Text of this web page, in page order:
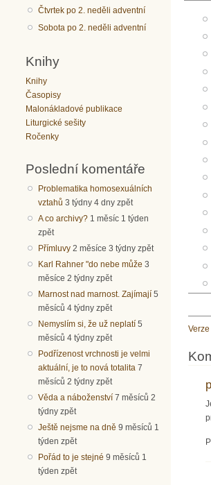
Čtvrtek po 2. neděli adventní
Sobota po 2. neděli adventní
Knihy
Knihy
Časopisy
Malonákladové publikace
Liturgické sešity
Ročenky
Poslední komentáře
Problematika homosexuálních
vztahů 3 týdny 4 dny zpět
A co archivy? 1 měsíc 1 týden
zpět
Přímluvy 2 měsíce 3 týdny zpět
Karl Rahner "do nebe může 3
měsíce 2 týdny zpět
Marnost nad marnost. Zajímají 5
měsíců 4 týdny zpět
Nemyslím si, že už neplatí 5
měsíců 4 týdny zpět
Podřízenost vrchnosti je velmi
aktuální, je to nová totalita 7
měsíců 2 týdny zpět
Věda a náboženství 7 měsíců 2
týdny zpět
Ještě nejsme na dně 9 měsíců 1
týden zpět
Pořád to je stejné 9 měsíců 1
týden zpět